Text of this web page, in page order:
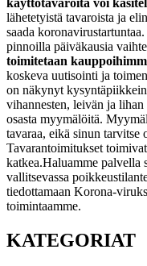
käyttötavaroita voi
lähetetyistä tavaroista ja
saada
pinnoilla päiväkausia
toimitetaan
koskeva uutisointi ja
on näkynyt
vihannesten, leivän ja
osasta myymälöitä.
tavaraa, eikä sinun tarvitse
Tavarantoimitukset
katkea.Haluamme palvella
vallitsevassa
tiedottamaan Korona-
toimintaamme.
KATEGORIAT